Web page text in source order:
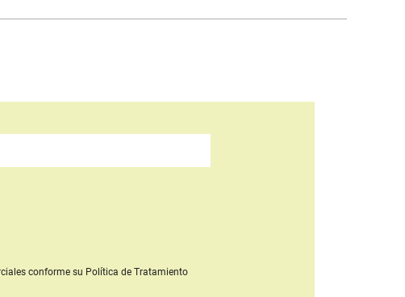
conforme su Política de Tratamiento